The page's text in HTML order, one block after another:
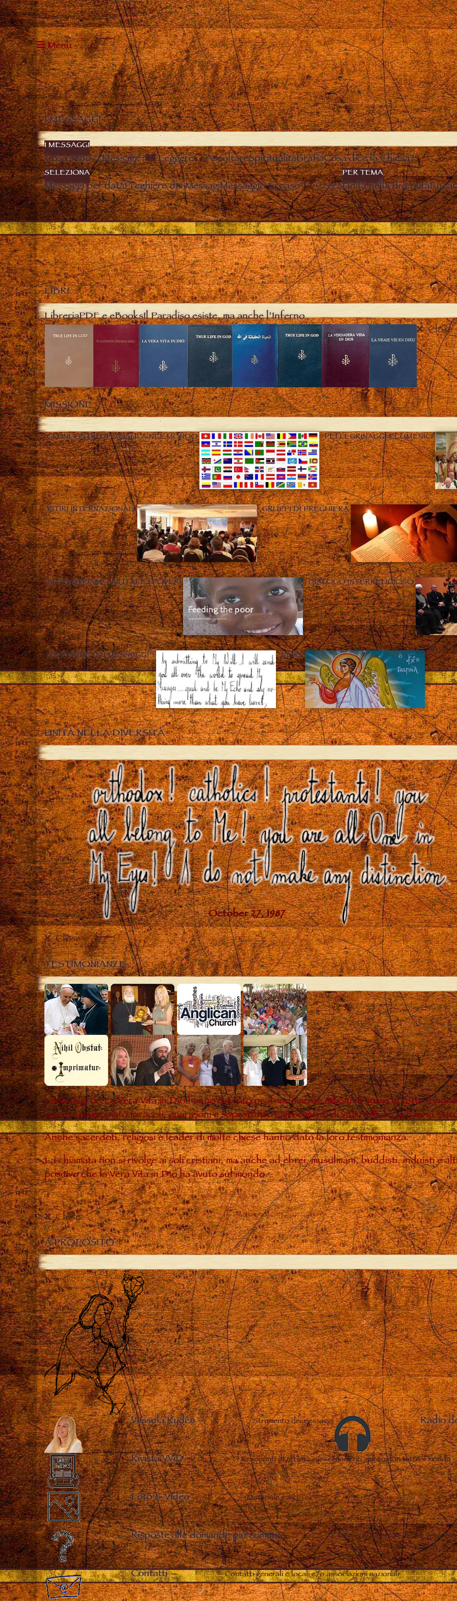
Menu
I MESSAGGI
I MESSAGGI
Cosa sono “i Messagi”? Leggere AscoltareSpiritualitàGrafiaCosa dice la Chiesa?
SELEZIONA
Messaggi per dataPreghiere dai MessagiMessaggio “a caso” Cerca
PER TEMA
Unità nella diversità
LIBRI
LibreriaPDF e eBooksIl Paradiso esiste, ma anche l’Inferno
Close
MISSIONE
GLI INCONTRI DI VASSULA NEL MONDO PELLEGRINAGGI ECUMENICI
RITIRI INTERNAZIONALI GRUPPI DI PREGHIERA
BETH MYRIAM – AIUTARE I POVERI DIALOGO INTERRELIGIOSO
“DIFFONDETE I MESSAGGI”! NEWS
UNITÀ NELLA DIVERSITÀ
Close
TESTIMONIANZE
I messaggi de La Vera Vita in Dio hanno toccato profondamente milioni di anime in tutto il
hanno testimoniato miracoli, guarigioni e soprattutto cambiamenti di vita reali di cui hanno
Anche sacerdoti, religiosi e leader di molte chiese hanno dato la loro testimonianza.
La chiamata non si rivolge ai soli cristiani, ma anche ad ebrei, musulmani, buddisti, induisti e
positivo che la Vera Vita in Dio ha avuto sul mondo.
Close
A PROPOSITO
Vassula Rydén– Strumento dei messaggi Radio
Rivista VViD– Resoconti di attività e insegnamenti spirituali in tutto il mondo
Foto & Video– Materiale vario
Risposte alle domande più comuni– Difesa di Vassula e de La Vera
Contatti– Contatti generali e locali e/o associazioni nazionali